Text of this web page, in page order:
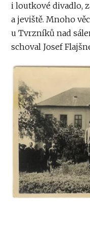
i loutkové divadlo,
a jeviště. Mnoho
u Tvrzníků nad
schoval Josef